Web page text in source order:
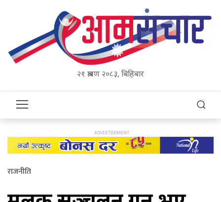
२१ श्रावण २०८३, बिहिबार
राजनीति